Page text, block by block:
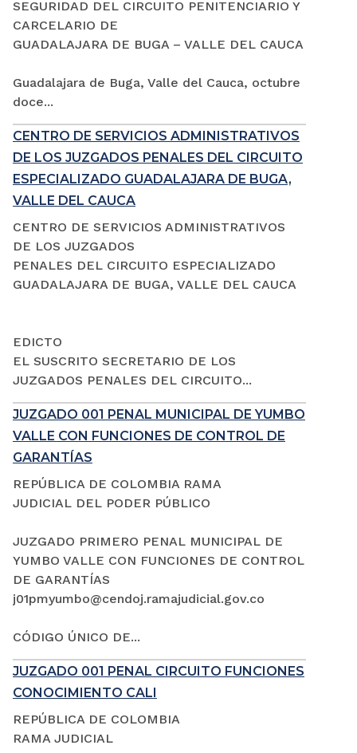
SEGURIDAD DEL CIRCUITO PENITENCIARIO Y
CARCELARIO DE
GUADALAJARA DE BUGA – VALLE DEL CAUCA
Guadalajara de Buga, Valle del Cauca, octubre
doce...
CENTRO DE SERVICIOS ADMINISTRATIVOS
DE LOS JUZGADOS PENALES DEL CIRCUITO
ESPECIALIZADO GUADALAJARA DE BUGA,
VALLE DEL CAUCA
CENTRO DE SERVICIOS ADMINISTRATIVOS
DE LOS JUZGADOS
PENALES DEL CIRCUITO ESPECIALIZADO
GUADALAJARA DE BUGA, VALLE DEL CAUCA
EDICTO
EL SUSCRITO SECRETARIO DE LOS
JUZGADOS PENALES DEL CIRCUITO...
JUZGADO 001 PENAL MUNICIPAL DE YUMBO
VALLE CON FUNCIONES DE CONTROL DE
GARANTÍAS
REPÚBLICA DE COLOMBIA RAMA
JUDICIAL DEL PODER PÚBLICO
JUZGADO PRIMERO PENAL MUNICIPAL DE
YUMBO VALLE CON FUNCIONES DE CONTROL
DE GARANTÍAS
j01pmyumbo@cendoj.ramajudicial.gov.co
CÓDIGO ÚNICO DE...
JUZGADO 001 PENAL CIRCUITO FUNCIONES
CONOCIMIENTO CALI
REPÚBLICA DE COLOMBIA
RAMA JUDICIAL